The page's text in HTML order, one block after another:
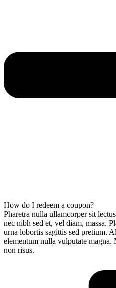
How do I redeem a coupon?
Pharetra nulla ullamcorper sit
nec nibh sed et, vel diam, massa.
urna lobortis sagittis sed pretium.
elementum nulla vulputate
non risus.